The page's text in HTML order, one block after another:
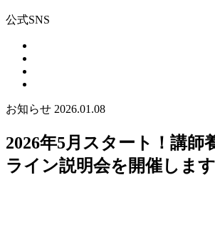
公式SNS
お知らせ 2026.01.08
2026年5月スタート！講師
ライン説明会を開催します